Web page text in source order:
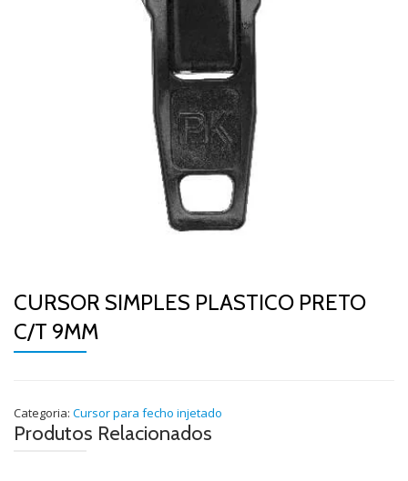
CURSOR SIMPLES PLASTICO PRETO
C/T 9MM
Categoria: Cursor para fecho injetado
Produtos Relacionados